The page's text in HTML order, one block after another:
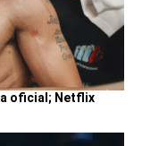
oficial; Netflix